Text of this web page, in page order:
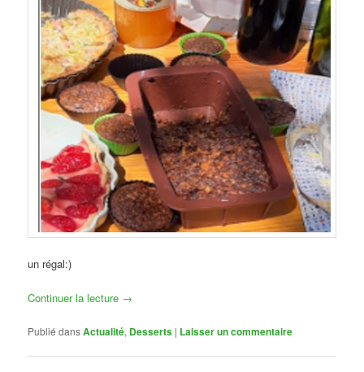
un régal:)
Continuer la lecture →
Publié dansActualité, Desserts | Laisser un commentaire